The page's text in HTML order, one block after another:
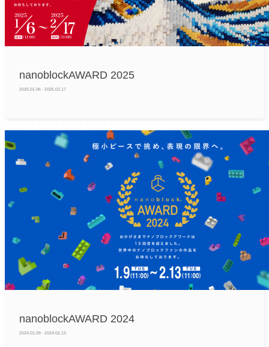
nanoblockAWARD 2025
2025.01.06 - 2025.02.17
nanoblockAWARD 2024
2024.01.09 - 2024.02.13